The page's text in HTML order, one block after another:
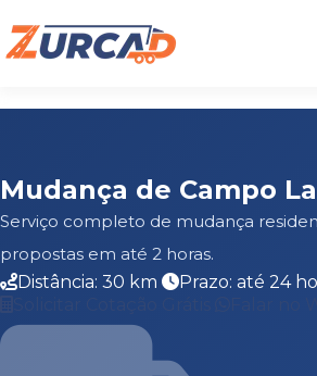
Mudança de Campo
Serviço completo de mudança
propostas em até 2 horas.
Distância: 30 km
Prazo: até 24